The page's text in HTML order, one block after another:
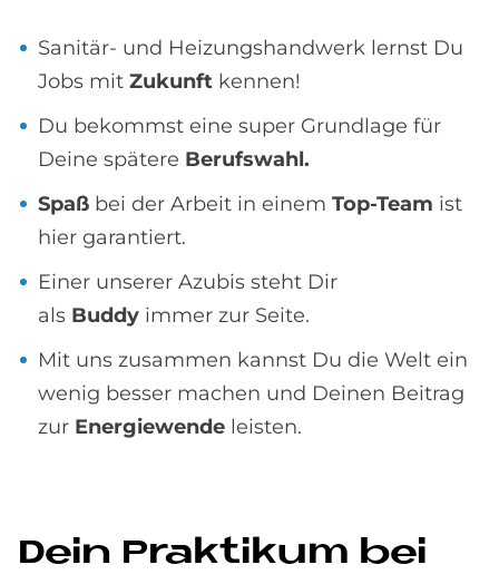
Sanitär- und Heizungshandwerk lernst Du
Jobs mit Zukunft kennen!
Du bekommst eine super Grundlage für
Deine spätere Berufswahl.
Spaß bei der Arbeit in einem Top-Team ist
hier garantiert.
Einer unserer Azubis steht Dir
als Buddy immer zur Seite.
Mit uns zusammen kannst Du die Welt ein
wenig besser machen und Deinen Beitrag
zur Energiewende leisten.
Dein Prak­ti­kum bei